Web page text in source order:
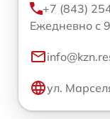
+7 (843)
Ежедневно с
ул.